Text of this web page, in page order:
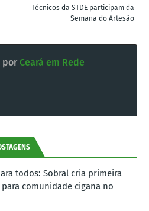
Técnicos da STDE participam da
Semana do Artesão
por Ceará em Rede
todos: Sobral cria primeira
para comunidade cigana no